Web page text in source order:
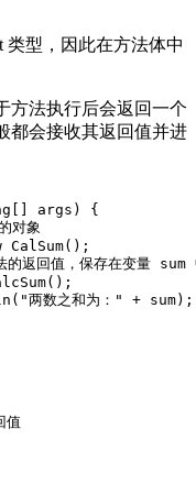
类型，因此在方法体中
方法执行后会返回一个
都会接收其返回值并进
args) {